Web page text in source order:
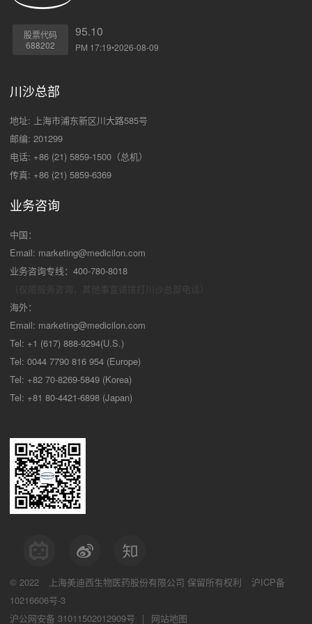
股票代码
688202
95.10
PM 17:19•2026-08-09
川沙总部
地址: 上海市浦东新区川大路585号
邮编: 201299
电话: +86 (21) 5859-1500（总机）
传真: +86 (21) 5859-6369
业务咨询
中国：
Email: marketing@medicilon.com
业务咨询专线：400-780-8018
海外：
Email: marketing@medicilon.com
Tel: +1 (617) 888-9294(U.S.)
Tel: 0044 7790 816 954 (Europe)
Tel: +82 70-8269-5849 (Korea)
Tel: +81 80-4421-6898 (Japan)
© 2022 上海美迪西生物医药股份有限公司 保留所有权利
沪ICP备
10216606号-3
沪公网安备 31011502012909号
| 网站地图